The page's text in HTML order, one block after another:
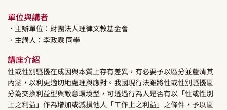
單位與講者
．主辦單位：財團法人理律文教基金會
．主講人： 李政霖 同學
講座介紹
性或性別騷擾在成因與本質上存有差異，有必要予以區分並釐清其
內涵，以利更適切地處理與應對。我國現行法雖將性或性別騷擾區
分為交換利益型與敵意環境型，可透過行為人是否有以「性或性別
上之利益」作為增加或減損他人「工作上之利益」之條件，予以區